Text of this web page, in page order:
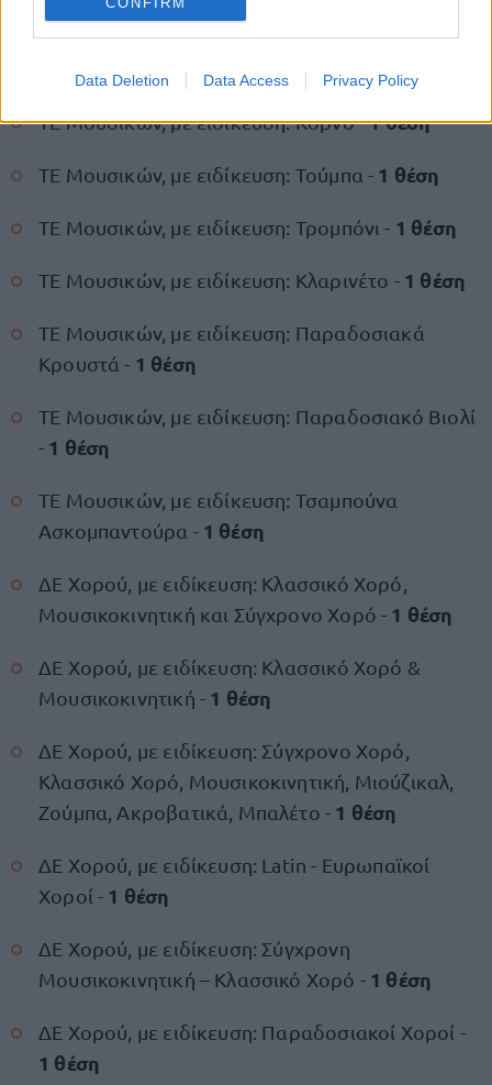
Data Deletion Data Access Privacy Policy
ΤΕ Μουσικών, με ειδίκευση: Λαούτο-Ούτι -
1 θέση
ΤΕ Μουσικών, με ειδίκευση: Κόρνο -1 θέση
ΤΕ Μουσικών, με ειδίκευση: Τούμπα - 1 θέση
ΤΕ Μουσικών, με ειδίκευση: Τρομπόνι - 1 θέση
ΤΕ Μουσικών, με ειδίκευση: Κλαρινέτο - 1 θέση
ΤΕ Μουσικών, με ειδίκευση: Παραδοσιακά
Κρουστά - 1 θέση
ΤΕ Μουσικών, με ειδίκευση: Παραδοσιακό Βιολί
- 1 θέση
ΤΕ Μουσικών, με ειδίκευση: Τσαμπούνα
Ασκομπαντούρα - 1 θέση
ΔΕ Χορού, με ειδίκευση: Κλασσικό Χορό,
Μουσικοκινητική και Σύγχρονο Χορό - 1 θέση
ΔΕ Χορού, με ειδίκευση: Κλασσικό Χορό &
Μουσικοκινητική - 1 θέση
ΔΕ Χορού, με ειδίκευση: Σύγχρονο Χορό,
Κλασσικό Χορό, Μουσικοκινητική, Μιούζικαλ,
Ζούμπα, Ακροβατικά, Μπαλέτο - 1 θέση
ΔΕ Χορού, με ειδίκευση: Latin - Ευρωπαϊκοί
Χοροί - 1 θέση
ΔΕ Χορού, με ειδίκευση: Σύγχρονη
Μουσικοκινητική – Κλασσικό Χορό - 1 θέση
ΔΕ Χορού, με ειδίκευση: Παραδοσιακοί Χοροί -
1 θέση